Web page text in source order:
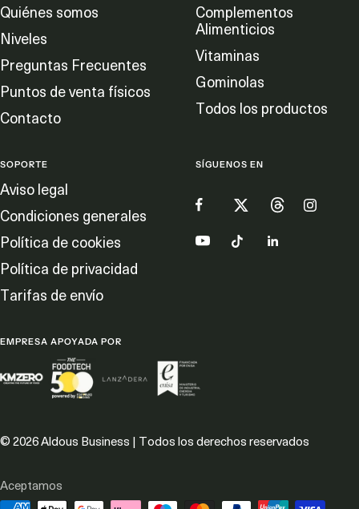
Quiénes somos
Niveles
Preguntas Frecuentes
Puntos de venta físicos
Contacto
Complementos
Alimenticios
Vitaminas
Gominolas
Todos los productos
SOPORTE
Aviso legal
Condiciones generales
Política de cookies
Política de privacidad
Tarifas de envío
SÍGUENOS EN
EMPRESA APOYADA POR
© 2026 Aldous Business | Todos los derechos reservados
Aceptamos